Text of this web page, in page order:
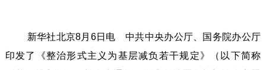
新华社北京8月6日电 中共中央办公厅、国务院办公厅
印发了《整治形式主义为基层减负若干规定》（以下简称